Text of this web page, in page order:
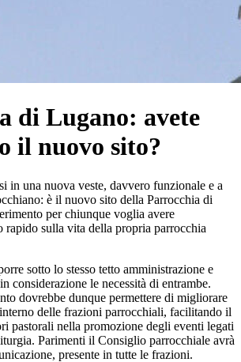
di Lugano: avete
il nuovo sito?
in una nuova veste, davvero funzionale e a
è il nuovo sito della Parrocchia di
per chiunque voglia avere
sulla vita della propria parrocchia
sotto lo stesso tetto amministrazione e
considerazione le necessità di entrambe.
dovrebbe dunque permettere di migliorare
delle frazioni parrocchiali, facilitando il
pastorali nella promozione degli eventi legati
Parimenti il Consiglio parrocchiale avrà
presente in tutte le frazioni.